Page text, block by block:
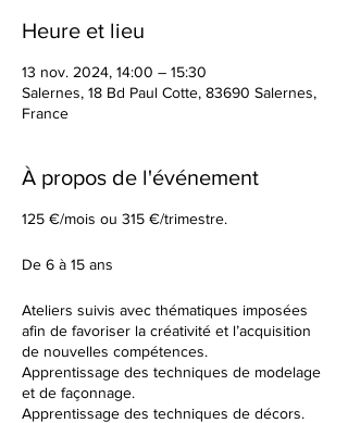
Heure et lieu
13 nov. 2024, 14:00 – 15:30
Salernes, 18 Bd Paul Cotte, 83690 Salernes,
France
À propos de l'événement
125 €/mois ou 315 €/trimestre.
De 6 à 15 ans
Ateliers suivis avec thématiques imposées
afin de favoriser la créativité et l’acquisition
de nouvelles compétences.
Apprentissage des techniques de modelage
et de façonnage.
Apprentissage des techniques de décors.